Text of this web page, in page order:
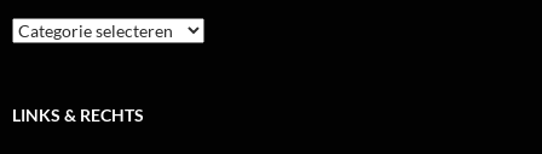
Categorieën
LINKS & RECHTS